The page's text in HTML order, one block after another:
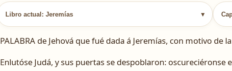
Libro actual: Jeremías ▾
PALABRA de Jehová que fué dada á Jeremías, con motivo de
Enlutóse Judá, y sus puertas se despoblaron: oscureciéronse